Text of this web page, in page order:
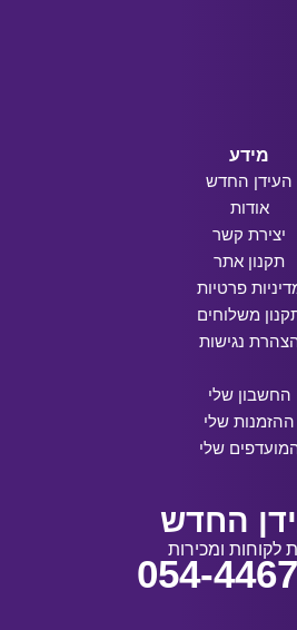
מידע
העידן החדש
אודות
יצירת קשר
תקנון אתר
פרטיות
משלוחים
נגישות
החשבון שלי
ההזמנות שלי
שלי
החדש
לקוחות ומכירות
054-